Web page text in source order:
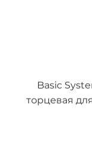
Basic
торцевая